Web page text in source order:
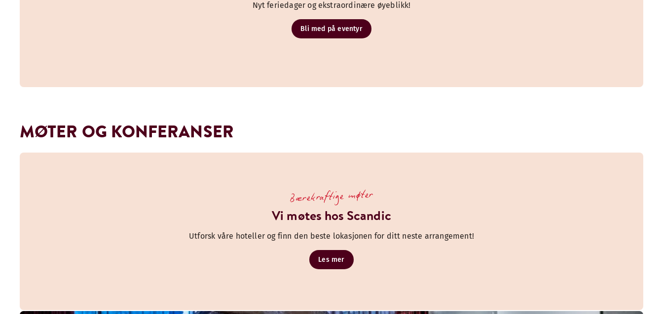
Nyt feriedager og ekstraordinære øyeblikk!
Bli med på eventyr
MØTER OG KONFERANSER
Bærekraftige møter
Vi møtes hos Scandic
Utforsk våre hoteller og finn den beste lokasjonen for ditt neste arrangement!
Les mer